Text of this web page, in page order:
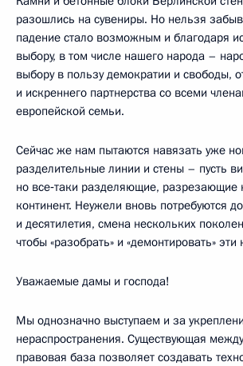
разошлись на сувениры. Но нельзя
падение стало возможным и благодаря
выбору, в том числе нашего народа –
выбору в пользу демократии и свободы,
и искреннего партнерства со всеми
европейской семьи.
Сейчас же нам пытаются навязать уже
разделительные линии и стены – пусть
но все‑таки разделяющие,
континент. Неужели вновь потребуются
и десятилетия, смена нескольких
чтобы «разобрать» и «демонтировать»
Уважаемые дамы и господа!
Мы однозначно выступаем и за
нераспространения. Существующая
правовая база позволяет создавать